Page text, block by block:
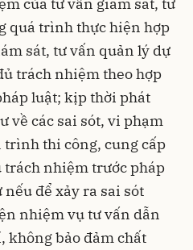
quá trình thực hiện hợp
sát, tư vấn quản lý dự
trách nhiệm theo hợp
luật; kịp thời phát
về các sai sót, vi phạm
trình thi công, cung cấp
trách nhiệm trước pháp
để xảy ra sai sót
nhiệm vụ tư vấn dẫn
không bảo đảm chất